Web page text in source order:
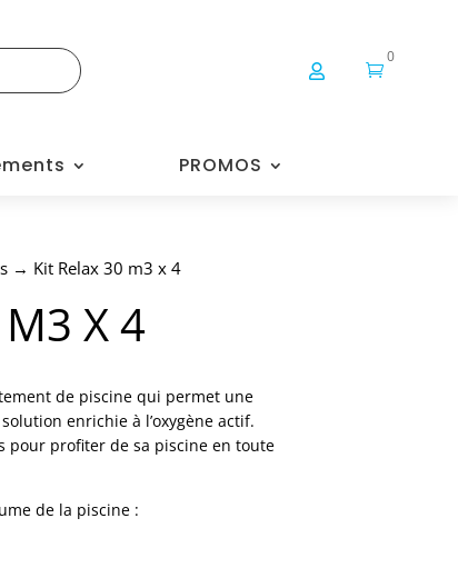
 
0
PROMOS
→ Kit Relax 30 m3 x 4
X 4
de piscine qui permet une
enrichie à l’oxygène actif.
pour profiter de sa piscine en toute
de la piscine :